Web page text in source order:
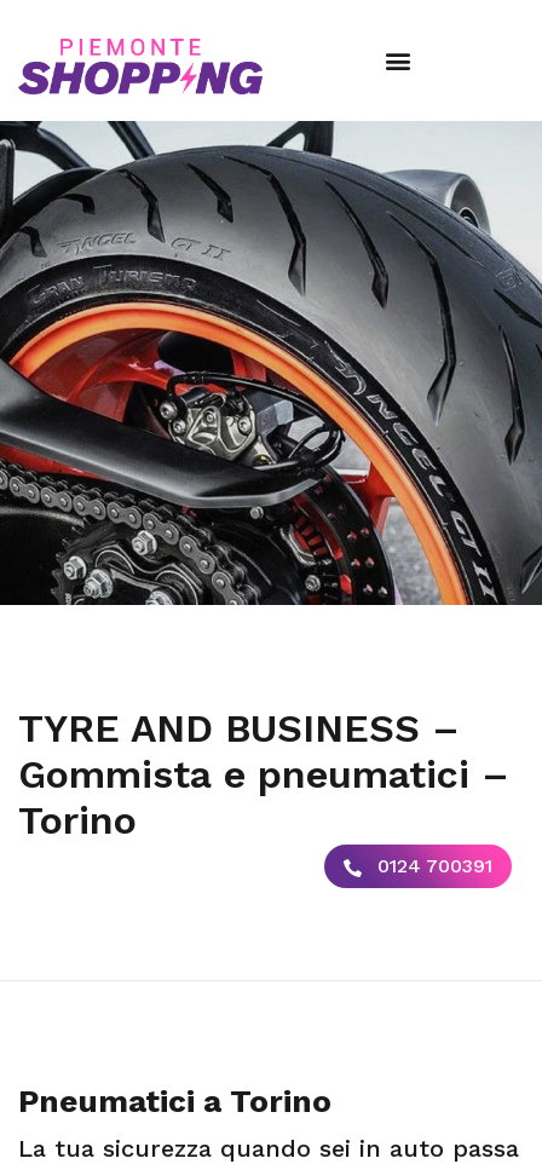
TYRE AND BUSINESS –
Gommista e pneumatici –
Torino
0124 700391
Pneumatici a Torino
La tua sicurezza quando sei in auto passa